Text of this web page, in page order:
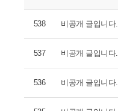
538 비공개 글입니다.
537 비공개 글입니다.
536 비공개 글입니다.